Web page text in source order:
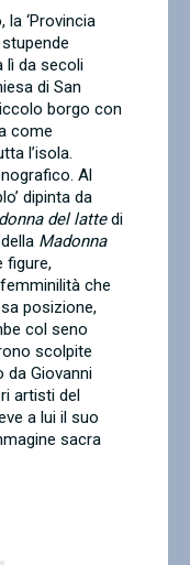
la ‘Provincia
lì da secoli
di San
borgo con
come
l’isola.
Al
dipinta da
del lattedi
Madonna
figure,
che
posizione,
col seno
scolpite
da Giovanni
artisti del
a lui il suo
sacra